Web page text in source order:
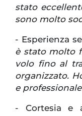
stato
sono molto
- Esperienza
è stato molto
volo fino al
organizzato.
e
- Cortesia e